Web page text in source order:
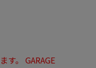
。 GARAGE